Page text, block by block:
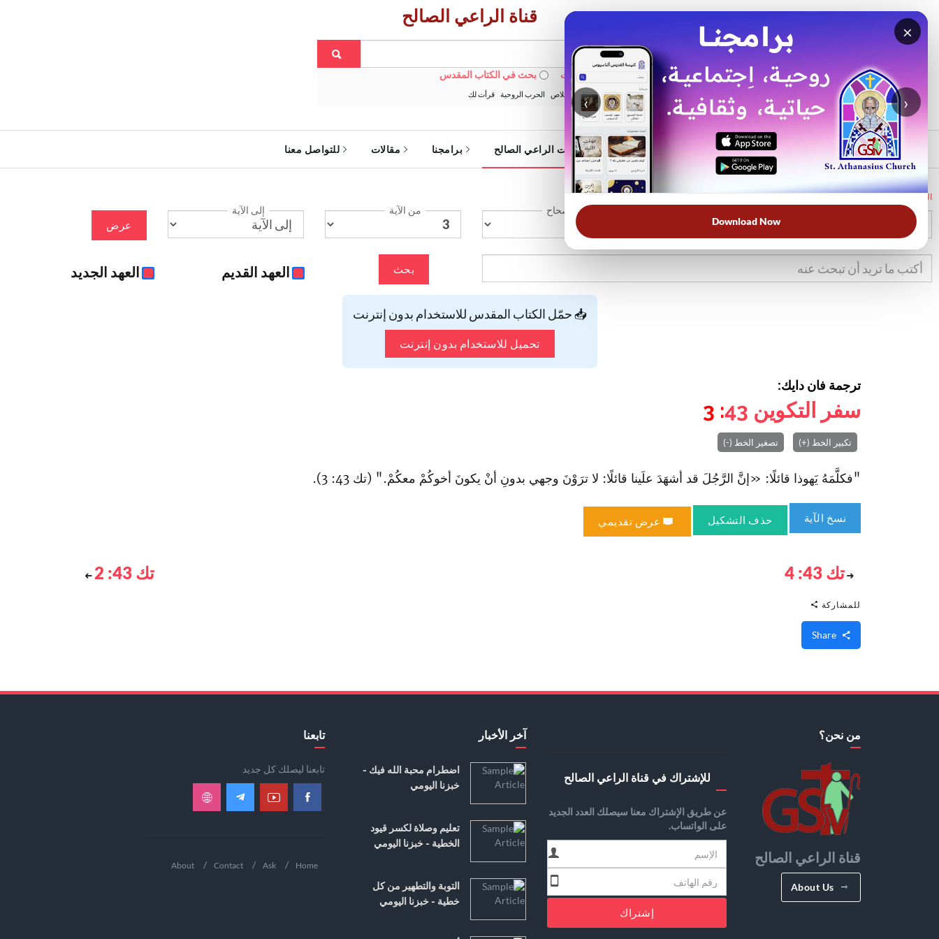
×
‹ ›
Download Now
قناة الراعي الصالح
بحث في الويبسايت بحث في الكتاب المقدس
الأكثر بحثًا: خبزنا اليومي الخلاص الحرب الروحية قرأت لك
الرئيسية خدمات الراعي الصالح برامجنا مقالات للتواصل معنا
الرئيسية
الإصحاح من الآية إلى الآية
عرض
بحث العهد القديم العهد الجديد
📥 حمّل الكتاب المقدس للاستخدام بدون إنترنت
تحميل للاستخدام بدون إنترنت
ترجمة فان دايك:
سفر التكوين 43
: 3
تكبير الخط (+) تصغير الخط (-)
"فكلَّمَهُ يَهوذا قائلًا: «إنَّ الرَّجُلَ قد أشهَدَ علَينا قائلًا: لا ترَوْنَ وجهي بدونِ أنْ يكونَ أخوكُمْ معكُمْ." (تك 43: 3).
نسخ الآية حذف التشكيل عرض تقديمي
تك 43: 4 تك 43: 2
للمشاركة
من نحن؟
قناة الراعي الصالح
About Us
للإشتراك في قناة الراعي الصالح
عن طريق الإشتراك معنا سيصلك العدد الجديد
على الواتساب.
إشتراك
آخر الأخبار
اضطرام محبة الله فيك -
خبزنا اليومي
تعليم وصلاة لكسر قيود
الخطية - خبزنا اليومي
التوبة والتطهير من كل
خطية - خبزنا اليومي
تابعنا
تابعنا ليصلك كل جديد
Home
Ask
Contact
About